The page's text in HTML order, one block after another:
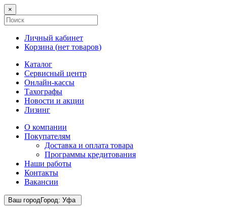
×
Личный кабинет
Корзина (нет товаров)
Каталог
Сервисный центр
Онлайн-кассы
Тахографы
Новости и акции
Лизинг
О компании
Покупателям
Доставка и оплата товара
Программы кредитования
Наши работы
Контакты
Вакансии
Ваш городГород: Уфа